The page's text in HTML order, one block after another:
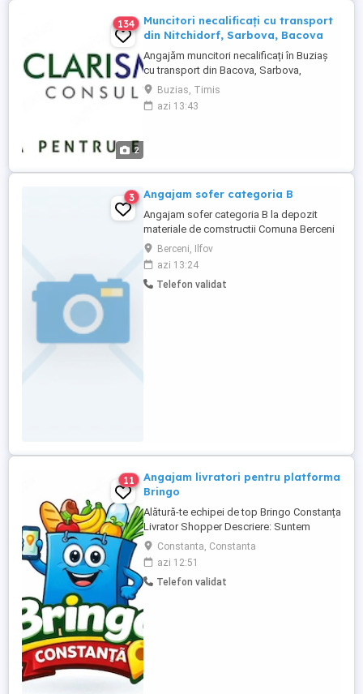
2
134
Muncitori necalificați cu transport
din Nitchidorf, Sarbova, Bacova
Angajăm muncitori necalificați în Buziaș
cu transport din Bacova, Sarbova,
Nitchidorf. Beneficii: -Salariu atractiv -
Tichete de masa -Transport asigurat SC
Clarismart Consulting SRL proceseaza
Buzias, Timis
azi 13:43
3 Angajam sofer categoria B
Angajam sofer categoria B la depozit
materiale de comstructii Comuna Berceni
IlfovBerceni, Ilfov
azi 13:24
Telefon validat
11
Angajam livratori pentru platforma
Bringo
Alătură-te echipei de top Bringo Constanța
Livrator Shopper Descriere: Suntem
echipa de top Bringo din Constanța,
fruntași la număr de comenzi, target-uri
atinse și tips-uri primite de la clienți. Acum
căutăm livratori shopperi care vor să
Constanta, Constanta
azi 12:51
Telefon validat